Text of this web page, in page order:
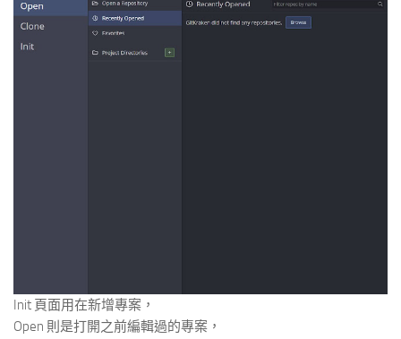
Init 頁面用在新增專案，
Open 則是打開之前編輯過的專案，